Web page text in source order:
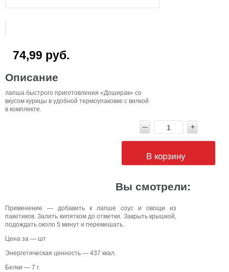
74,99 руб.
Описание
лапша быстрого приготовления «Доширак» со
вкусом курицы в удобной термоупаковке с вилкой
в комплекте.
В корзину
Вы смотрели:
Применение — добавить к лапше соус и овощи из
пакетиков. Залить кипятком до отметки. Закрыть крышкой,
подождать около 5 минут и перемешать.
Цена за — шт
Энергетическая ценность — 437 ккал.
Белки — 7 г.